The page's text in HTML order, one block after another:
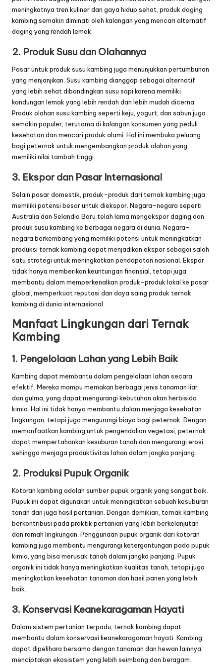
meningkatnya tren kuliner dan gaya hidup sehat, produk daging
kambing semakin diminati oleh kalangan yang mencari alternatif
daging yang rendah lemak.
2. Produk Susu dan Olahannya
Pasar untuk produk susu kambing juga menunjukkan pertumbuhan
yang menjanjikan. Susu kambing dianggap sebagai alternatif
yang lebih sehat dibandingkan susu sapi karena memiliki
kandungan lemak yang lebih rendah dan lebih mudah dicerna.
Produk olahan susu kambing seperti keju, yogurt, dan sabun juga
semakin populer, terutama di kalangan konsumen yang peduli
kesehatan dan mencari produk alami. Hal ini membuka peluang
bagi peternak untuk mengembangkan produk olahan yang
memiliki nilai tambah tinggi.
3. Ekspor dan Pasar Internasional
Selain pasar domestik, produk-produk dari ternak kambing juga
memiliki potensi besar untuk diekspor. Negara-negara seperti
Australia dan Selandia Baru telah lama mengekspor daging dan
produk susu kambing ke berbagai negara di dunia. Negara-
negara berkembang yang memiliki potensi untuk meningkatkan
produksi ternak kambing dapat menjadikan ekspor sebagai salah
satu strategi untuk meningkatkan pendapatan nasional. Ekspor
tidak hanya memberikan keuntungan finansial, tetapi juga
membantu dalam memperkenalkan produk-produk lokal ke pasar
global, memperkuat reputasi dan daya saing produk ternak
kambing di dunia internasional.
Manfaat Lingkungan dari Ternak
Kambing
1. Pengelolaan Lahan yang Lebih Baik
Kambing dapat membantu dalam pengelolaan lahan secara
efektif. Mereka mampu memakan berbagai jenis tanaman liar
dan gulma, yang dapat mengurangi kebutuhan akan herbisida
kimia. Hal ini tidak hanya membantu dalam menjaga kesehatan
lingkungan, tetapi juga mengurangi biaya bagi peternak. Dengan
memanfaatkan kambing untuk pengendalian vegetasi, peternak
dapat mempertahankan kesuburan tanah dan mengurangi erosi,
sehingga menjaga produktivitas lahan dalam jangka panjang.
2. Produksi Pupuk Organik
Kotoran kambing adalah sumber pupuk organik yang sangat baik.
Pupuk ini dapat digunakan untuk meningkatkan sebuah kesuburan
tanah dan juga hasil pertanian. Dengan demikian, ternak kambing
berkontribusi pada praktik pertanian yang lebih berkelanjutan
dan ramah lingkungan. Penggunaan pupuk organik dari kotoran
kambing juga membantu mengurangi ketergantungan pada pupuk
kimia, yang bisa merusak tanah dalam jangka panjang. Pupuk
organik ini tidak hanya meningkatkan kualitas tanah, tetapi juga
meningkatkan kesehatan tanaman dan hasil panen yang lebih
baik.
3. Konservasi Keanekaragaman Hayati
Dalam sistem pertanian terpadu, ternak kambing dapat
membantu dalam konservasi keanekaragaman hayati. Kambing
dapat dipelihara bersama dengan tanaman dan hewan lainnya,
menciptakan ekosistem yang lebih seimbang dan beragam.